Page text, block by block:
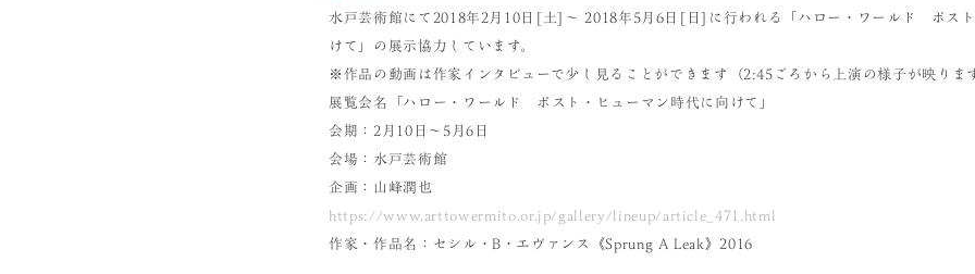
水戸芸術館にて2018年2月10日[土]～ 2018年5月6日[日]に行われる「ハロー・ワールド ポス
けて」の展示協力しています。
※作品の動画は作家インタビューで少し見ることができます（2:45ごろから上演の様子が映りま
展覧会名「ハロー・ワールド ポスト・ヒューマン時代に向けて」
会期：2月10日～5月6日
会場：水戸芸術館
企画：山峰潤也
https://www.arttowermito.or.jp/gallery/lineup/article_471.html
作家・作品名：セシル・B・エヴァンス《Sprung A Leak》2016